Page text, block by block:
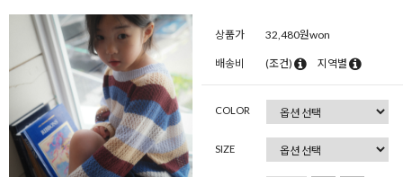
상품가 32,480원won
배송비 (조건) 지역별
COLOR
SIZE